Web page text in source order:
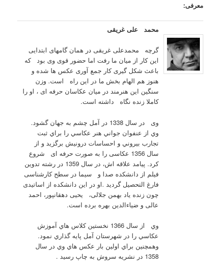
معرفی:
محمد علی غریقی
گرچه محمدعلی غریقی در همان گامهای ابتدایی
این کار از میان ما رفت اما حضور قوی وی بود که
باعث شکل گیری کار جمع آوری عکس ها شده و
هنوز هم الهام بخش ما در این راه است. وزن
سنگین این هنرمند در میان عکاسان حرفه ای ، او را
کاملا زنده نگاه داشته است.
وی در سال 1338 در آمل چشم به جهان گشود.
وي از عنفوان جواني هنر عكاسي را براي ثبت
تجارب بيروني و احساسات درونيش برگزيد و از
سال 1356 عکاسی را به صورت حرفه ای شروع
کرد. پيامد علاقه اش، در سال 1359 در رشته تدوين
فيلم از دانشكده صدا و سيما در سطح کارشناسی
فارغ التحصيل گرديد .او در این دانشکده از اساتیدی
چون زنده یاد بهمن جلالی، یحیی دهقانپور، احمد
عالی و ضیاءالدین بهره برده است.
وي از سال 1366 نخستين كلاس هاي آموزش
عكاسي را در شهرستان آمل پايه گذاري نمود.
وهمچنين براي اولين بار عكس هاي وي در سال
1358 در نشريه سروش به چاپ رسيد .